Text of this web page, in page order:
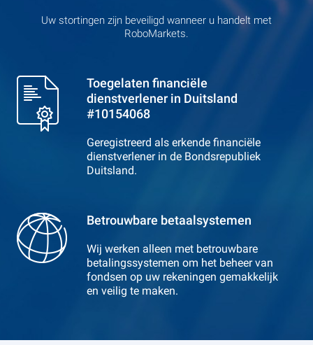
Uw stortingen zijn beveiligd wanneer u handelt met
RoboMarkets.
Toegelaten financiële
dienstverlener in Duitsland
#10154068
Geregistreerd als erkende financiële
dienstverlener in de Bondsrepubliek
Duitsland.
Betrouwbare betaalsystemen
Wij werken alleen met betrouwbare
betalingssystemen om het beheer van
fondsen op uw rekeningen gemakkelijk
en veilig te maken.